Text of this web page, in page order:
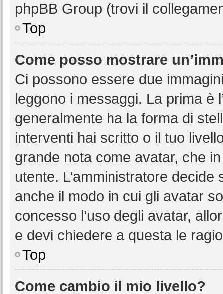
phpBB Group (trovi il
Top
Come posso mostrare
Ci possono essere due
leggono i messaggi. La prima è
generalmente ha la forma di
interventi hai scritto o il tuo
grande nota come avatar, che
utente. L’amministratore
anche il modo in cui gli avatar
concesso l’uso degli avatar,
e devi chiedere a questa le
Top
Come cambio il mio livello?